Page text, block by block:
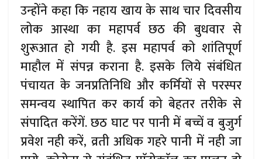
उन्होंने कहा कि नहाय खाय के साथ चार दिवसीय
लोक आस्था का महापर्व छठ की बुधवार से
शुरूआत हो गयी है. इस महापर्व को शांतिपूर्ण
माहौल में संपन्न कराना है. इसके लिये संबंधित
पंचायत के जनप्रतिनिधि और कर्मियों से परस्पर
समन्वय स्थापित कर कार्य को बेहतर तरीके से
संपादित करेंगें. छठ घाट पर पानी में बच्चें व बुजुर्ग
प्रवेश नही करें, व्रती अधिक गहरे पानी में नही जा